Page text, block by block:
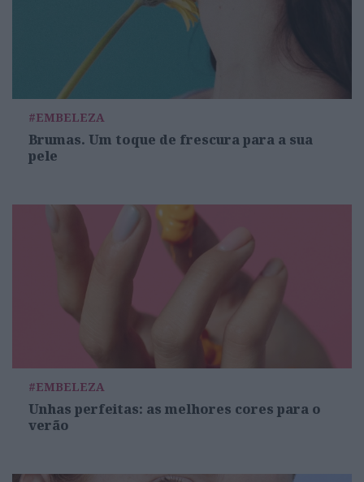
#EMBELEZA
Brumas. Um toque de frescura para a sua
pele
#EMBELEZA
Unhas perfeitas: as melhores cores para o
verão